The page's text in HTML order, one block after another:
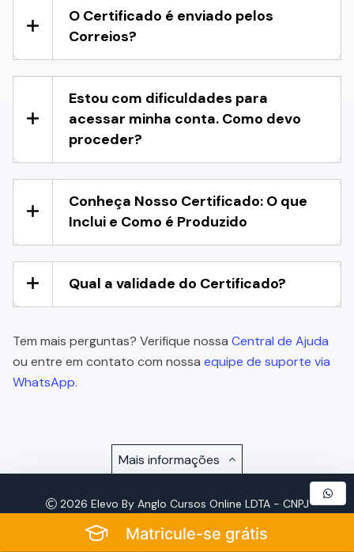
O Certificado é enviado pelos
Correios?
Estou com dificuldades para
acessar minha conta. Como devo
proceder?
Conheça Nosso Certificado: O que
Inclui e Como é Produzido
Qual a validade do Certificado?
Tem mais perguntas? Verifique nossa Central de Ajuda
ou entre em contato com nossa equipe de suporte via
WhatsApp.
Matricule-se grátis
Mais informações
2026 Elevo By Anglo Cursos Online LDTA - CNPJ
57.921.693/0001-72 - Todos os Direitos Reservados